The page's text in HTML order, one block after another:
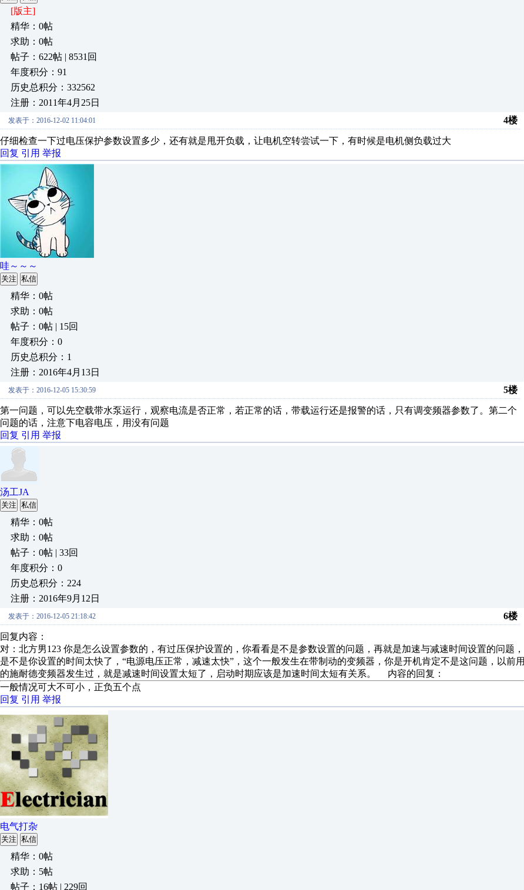
[版主]
精华：0帖
求助：0帖
帖子：622帖 | 8531回
年度积分：91
历史总积分：332562
注册：2011年4月25日
发表于：2016-12-02 11:04:01 4楼
仔细检查一下过电压保护参数设置多少，还有就是甩开负载，让电机空转尝试一下，有时候是电机侧负载过大
回复 引用 举报
哇～～～
关注 私信
精华：0帖
求助：0帖
帖子：0帖 | 15回
年度积分：0
历史总积分：1
注册：2016年4月13日
发表于：2016-12-05 15:30:59 5楼
第一问题，可以先空载带水泵运行，观察电流是否正常，若正常的话，带载运行还是报警的话，只有调变频器参数了。第二个
问题的话，注意下电容电压，用没有问题
回复 引用 举报
汤工JA
关注 私信
精华：0帖
求助：0帖
帖子：0帖 | 33回
年度积分：0
历史总积分：224
注册：2016年9月12日
发表于：2016-12-05 21:18:42 6楼
回复内容：
对：北方男123 你是怎么设置参数的，有过压保护设置的，你看看是不是参数设置的问题，再就是加速与减速时间设置的问题，
是不是你设置的时间太快了，“电源电压正常，减速太快”，这个一般发生在带制动的变频器，你是开机肯定不是这问题，以前用
的施耐德变频器发生过，就是减速时间设置太短了，启动时期应该是加速时间太短有关系。 内容的回复：
一般情况可大不可小，正负五个点
回复 引用 举报
电气打杂
关注 私信
精华：0帖
求助：5帖
帖子：16帖 | 229回